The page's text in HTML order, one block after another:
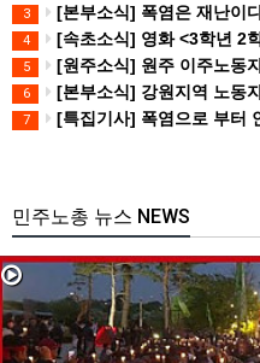
3 [본부소식] 폭염은 재난이다! 민주
4 [속초소식] 영화 <3학년 2
5 [원주소식] 원주 이주노동
6 [본부소식] 강원지역 노동
7 [특집기사] 폭염으로 부터
민주노총 뉴스 NEWS